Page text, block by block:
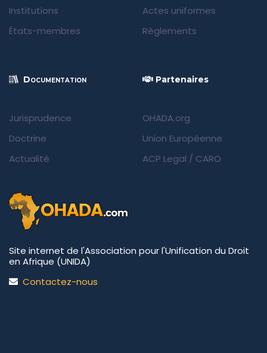
Institutions
États-membres
Actes uniformes
Règlements
Documentation
Jurisprudence
Doctrine
Actualité
Partenaires
OHADA.org
Union Européenne
ACP Legal / CARO
Site internet de l'Association pour l'Unification du Droit
en Afrique (UNIDA)
Contactez-nous